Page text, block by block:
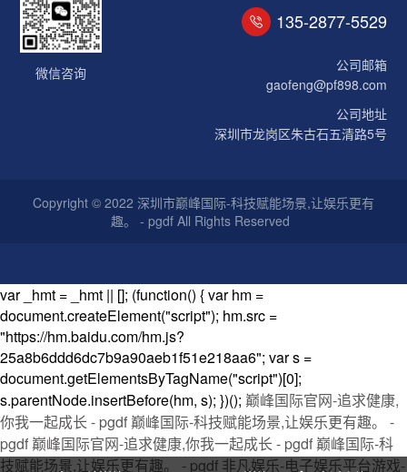
微信咨询
135-2877-5529
公司邮箱
gaofeng@pf898.com
公司地址
深圳市龙岗区朱古石五清路5号
Copyright © 2022 深圳市巅峰国际-科技赋能场景,让娱乐更有
趣。 - pgdf All Rights Reserved
var _hmt = _hmt || []; (function() { var hm =
document.createElement("script"); hm.src =
"https://hm.baidu.com/hm.js?
25a8b6ddd6dc7b9a90aeb1f51e218aa6"; var s =
document.getElementsByTagName("script")[0];
s.parentNode.insertBefore(hm, s); })(); 巅峰国际官网-追求健康,
你我一起成长 - pgdf巅峰国际-科技赋能场景,让娱乐更有趣。 -
pgdf巅峰国际官网-追求健康,你我一起成长 - pgdf巅峰国际-科
技赋能场景,让娱乐更有趣。 - pgdf 非凡娱乐-电子娱乐平台游戏-